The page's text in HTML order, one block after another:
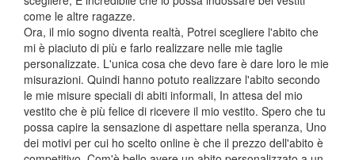
come le altre ragazze.
Ora, il mio sogno diventa realtà, Potrei scegliere l'abito che
mi è piaciuto di più e farlo realizzare nelle mie taglie
personalizzate. L'unica cosa che devo fare è dare loro le mie
misurazioni. Quindi hanno potuto realizzare l'abito secondo
le mie misure speciali di abiti informali, In attesa del mio
vestito che è più felice di ricevere il mio vestito. Spero che tu
possa capire la sensazione di aspettare nella speranza, Uno
dei motivi per cui ho scelto online è che il prezzo dell'abito è